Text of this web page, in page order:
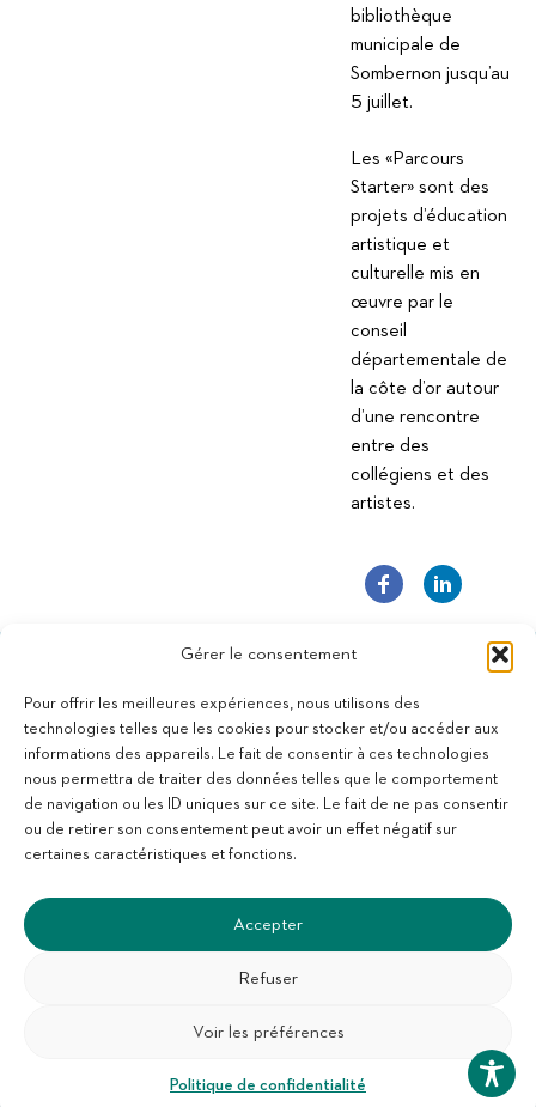
Gérer le consentement
Pour offrir les meilleures expériences, nous utilisons des
technologies telles que les cookies pour stocker et/ou accéder aux
informations des appareils. Le fait de consentir à ces technologies
nous permettra de traiter des données telles que le comportement
de navigation ou les ID uniques sur ce site. Le fait de ne pas consentir
ou de retirer son consentement peut avoir un effet négatif sur
certaines caractéristiques et fonctions.
Accepter
Refuser
Voir les préférences
Politique de confidentialité
bibliothèque
municipale de
Sombernon jusqu’au
5 juillet.
Les «Parcours
Starter» sont des
projets d’éducation
artistique et
culturelle mis en
œuvre par le
conseil
départementale de
la côte d’or autour
d’une rencontre
entre des
collégiens et des
artistes.
11 bis Rue des Novalles
21240 Talant - France
+33 (0)3 80 59 22 88
Membre de la Fédération des Aveugles de France
Membre du collectif Les Éditeurs Atypiques
SUIVEZ-NOUS :